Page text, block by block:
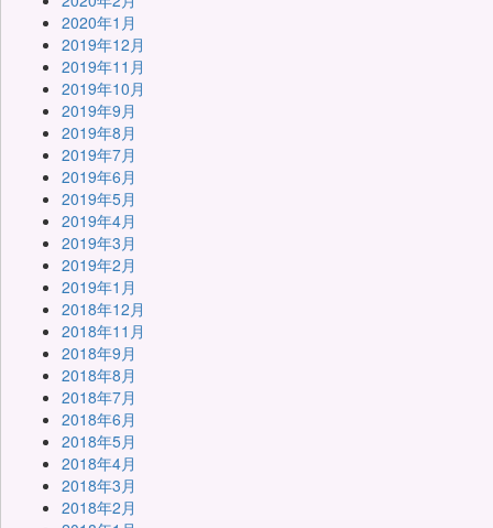
2020年1月
2019年12月
2019年11月
2019年10月
2019年9月
2019年8月
2019年7月
2019年6月
2019年5月
2019年4月
2019年3月
2019年2月
2019年1月
2018年12月
2018年11月
2018年9月
2018年8月
2018年7月
2018年6月
2018年5月
2018年4月
2018年3月
2018年2月